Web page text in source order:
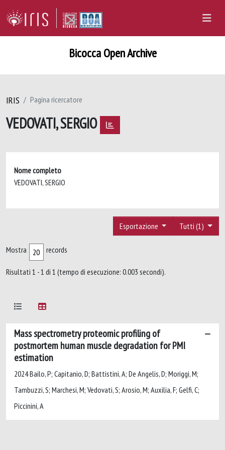
Bicocca Open Archive
IRIS Pagina ricercatore
VEDOVATI, SERGIO
Nome completo
VEDOVATI, SERGIO
Tutti (1)
Esportazione
Mostra records
Risultati 1 - 1 di 1 (tempo di esecuzione: 0.003 secondi).
Mass spectrometry proteomic profiling of
postmortem human muscle degradation for PMI
estimation
2024 Bailo, P; Capitanio, D; Battistini, A; De Angelis, D; Moriggi, M;
Tambuzzi, S; Marchesi, M; Vedovati, S; Arosio, M; Auxilia, F; Gelfi, C;
Piccinini, A